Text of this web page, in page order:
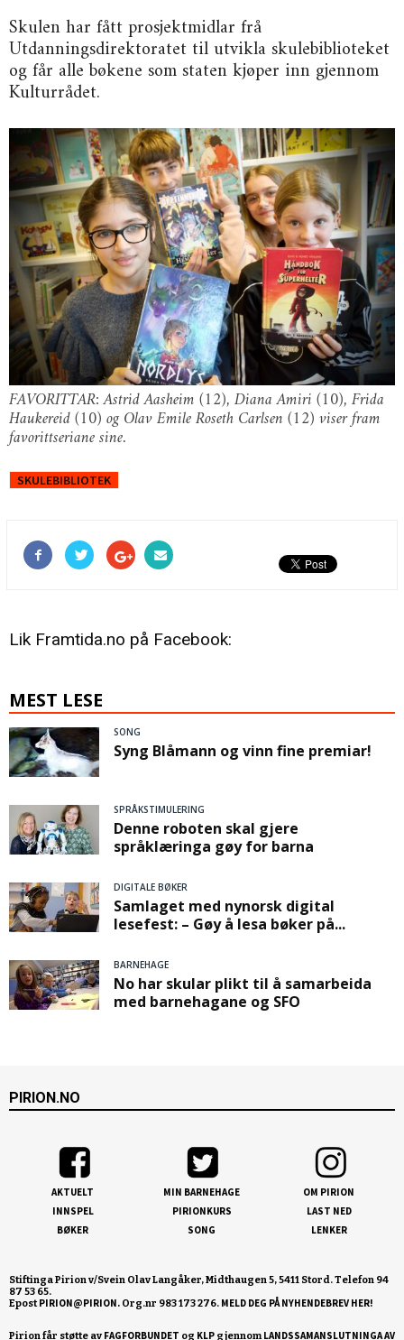
Skulen har fått prosjektmidlar frå
Utdanningsdirektoratet til utvikla skulebiblioteket
og får alle bøkene som staten kjøper inn gjennom
Kulturrådet.
FAVORITTAR: Astrid Aasheim (12), Diana Amiri (10), Frida
Haukereid (10) og Olav Emile Roseth Carlsen (12) viser fram
favorittseriane sine.
SKULEBIBLIOTEK
Lik Framtida.no på Facebook:
MEST LESE
SONG
Syng Blåmann og vinn fine premiar!
SPRÅKSTIMULERING
Denne roboten skal gjere
språklæringa gøy for barna
DIGITALE BØKER
Samlaget med nynorsk digital
lesefest: – Gøy å lesa bøker på...
BARNEHAGE
No har skular plikt til å samarbeida
med barnehagane og SFO
PIRION.NO
AKTUELT
INNSPEL
BØKER
MIN BARNEHAGE
PIRIONKURS
SONG
OM PIRION
LAST NED
LENKER
Stiftinga Pirion v/Svein Olav Langåker, Midthaugen 5, 5411 Stord. Telefon 94
87 53 65.
EpostPIRION@PIRION. Org.nr 983 173 276. MELD DEG PÅ NYHENDEBREV HER!
Pirion får støtte av FAGFORBUNDET og KLP gjennomLANDSSAMANSLUTNINGA AV